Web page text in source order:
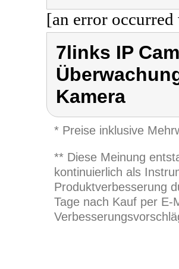
[an error
7links IP
Kamera
* Preise inklusive
** Diese Meinung
kontinuierlich als
Produktverbesserung
Tage nach Kauf per E-